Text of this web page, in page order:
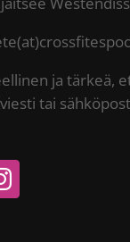
ja tärkeä,
tai